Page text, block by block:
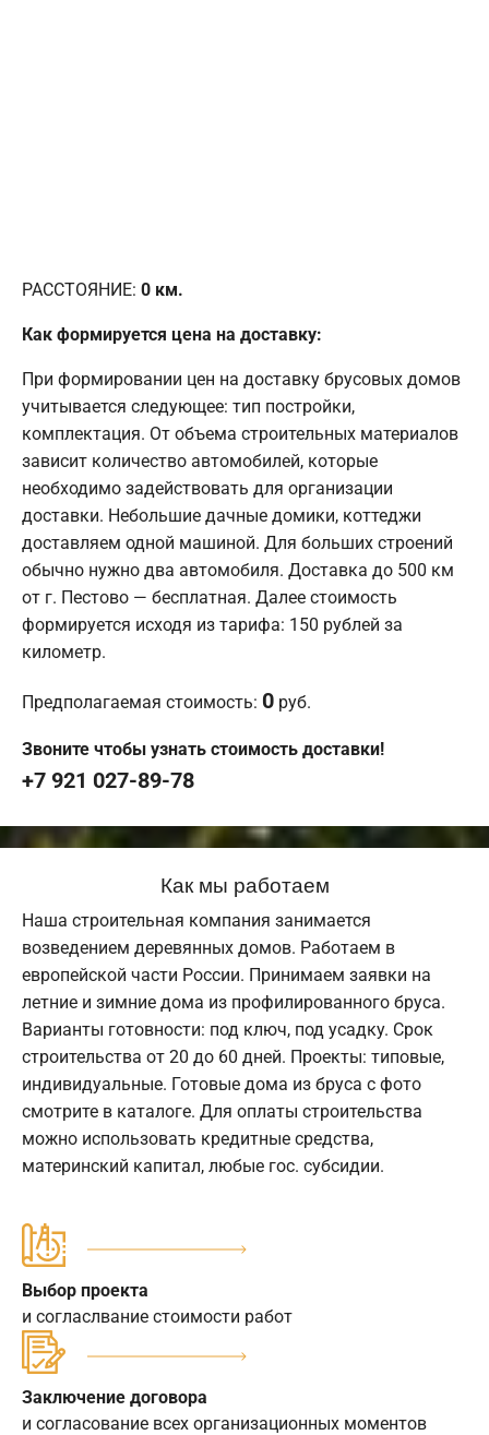
РАССТОЯНИЕ: 0 км.
Как формируется цена на доставку:
При формировании цен на доставку брусовых домов
учитывается следующее: тип постройки,
комплектация. От объема строительных материалов
зависит количество автомобилей, которые
необходимо задействовать для организации
доставки. Небольшие дачные домики, коттеджи
доставляем одной машиной. Для больших строений
обычно нужно два автомобиля. Доставка до 500 км
от г. Пестово — бесплатная. Далее стоимость
формируется исходя из тарифа: 150 рублей за
километр.
Предполагаемая стоимость: 0 руб.
Звоните чтобы узнать стоимость доставки!
+7 921 027-89-78
Как мы работаем
Наша строительная компания занимается
возведением деревянных домов. Работаем в
европейской части России. Принимаем заявки на
летние и зимние дома из профилированного бруса.
Варианты готовности: под ключ, под усадку. Срок
строительства от 20 до 60 дней. Проекты: типовые,
индивидуальные. Готовые дома из бруса с фото
смотрите в каталоге. Для оплаты строительства
можно использовать кредитные средства,
материнский капитал, любые гос. субсидии.
Выбор проекта
и согласлвание стоимости работ
Заключение договора
и согласование всех организационных моментов